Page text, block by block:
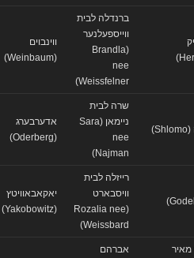
ברנדלה לבית
ווייספעלנער
(Brandla
Weissfelner)
ווינבוים
שרה לבית
ניימאן (Sara
Najman)
אדערבערג
רייזלה לבית
וויסבארט
(Rozalia nee
Weissbard)
יאקאבאוויטץ
(Yakobowitz)
אברהם